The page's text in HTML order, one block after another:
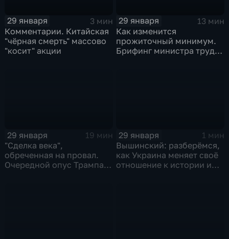
29 января
3 мин
Комментарии. Китайская
"чёрная смерть" массово
"косит" акции
29 января
13 мин
Как изменится
прожиточный минимум.
Брифинг министра труда
29 января
19 мин
"Сделка века",
обреченная на провал.
Очередной опус Трампа.
29 января
1 мин
Вышинский: разберёмся,
как Украина меняет своё
отношение к истории и